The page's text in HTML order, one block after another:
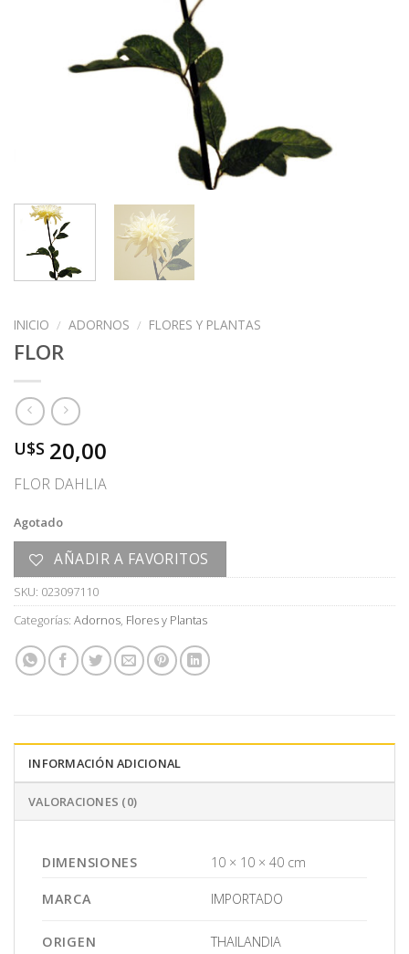
INICIO / ADORNOS / FLORES Y PLANTAS
FLOR
U$S 20,00
FLOR DAHLIA
Agotado
AÑADIR A FAVORITOS
SKU: 023097110
Categorías: Adornos, Flores y Plantas
INFORMACIÓN ADICIONAL
VALORACIONES (0)
DIMENSIONES 10 × 10 × 40 cm
MARCA IMPORTADO
ORIGEN THAILANDIA